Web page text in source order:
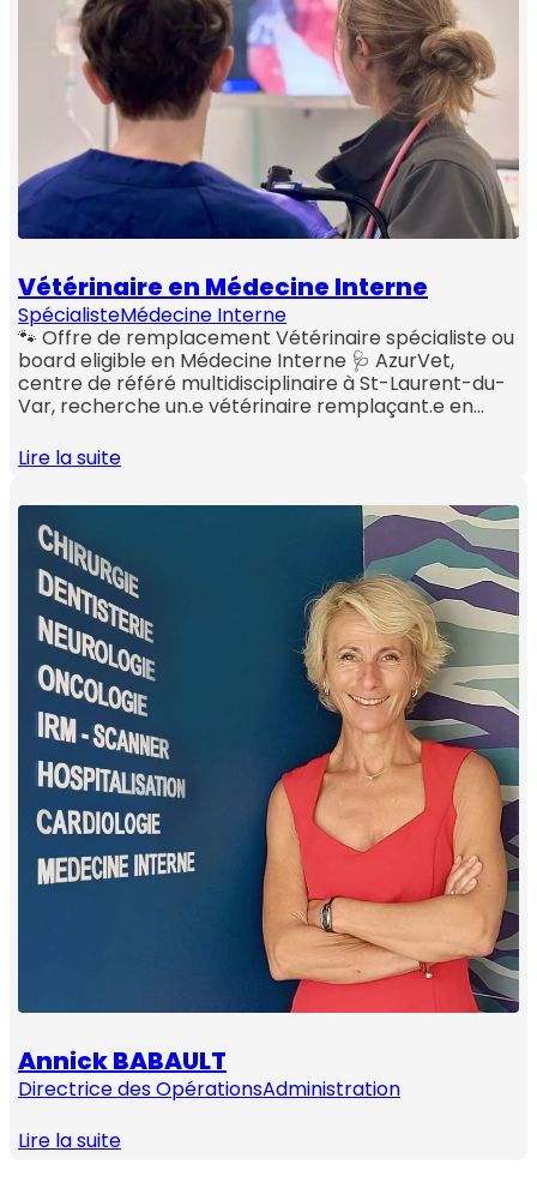
Vétérinaire en Médecine Interne
SpécialisteMédecine Interne
🐾 Offre de remplacement Vétérinaire spécialiste ou
board eligible en Médecine Interne 🩺 AzurVet,
centre de référé multidisciplinaire à St-Laurent-du-
Var, recherche un.e vétérinaire remplaçant.e en…
Lire la suite
Annick BABAULT
Directrice des OpérationsAdministration
Lire la suite